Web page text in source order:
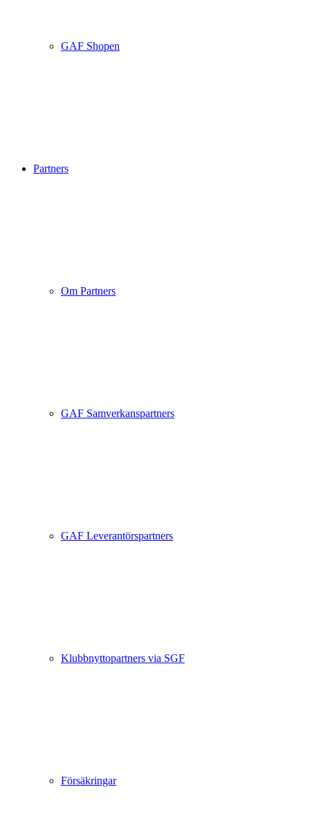
GAF Shopen
Partners
Om Partners
GAF Samverkanspartners
GAF Leverantörspartners
Klubbnyttopartners via SGF
Försäkringar